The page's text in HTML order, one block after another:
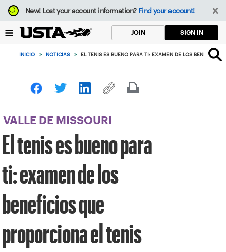
Enfoque
desde
botón
volver
principio
New!Lost your account information? Find your account!
JOIN SIGN IN
INICIO > NOTICIAS > EL TENIS ES BUENO PARA TI: EXAMEN DE LOS BENEFICIOS
VALLE DE MISSOURI
El tenis es bueno para
ti: examen de los
beneficios que
proporciona el tenis